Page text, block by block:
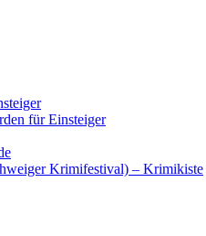
für Einsteiger
Krimifestival) – Krimikiste